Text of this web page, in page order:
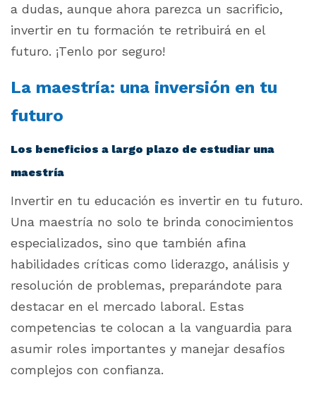
a dudas, aunque ahora parezca un sacrificio,
invertir en tu formación te retribuirá en el
futuro. ¡Tenlo por seguro!
La maestría: una inversión en tu
futuro
Los beneficios a largo plazo de estudiar una
maestría
Invertir en tu educación es invertir en tu futuro.
Una maestría no solo te brinda conocimientos
especializados, sino que también afina
habilidades críticas como liderazgo, análisis y
resolución de problemas, preparándote para
destacar en el mercado laboral. Estas
competencias te colocan a la vanguardia para
asumir roles importantes y manejar desafíos
complejos con confianza.